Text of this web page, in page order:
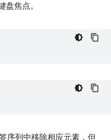
焦点。
序列中移除相应元素，但